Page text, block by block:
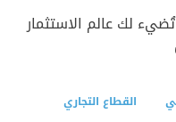
لك عالم الاستثمار
القطاع التجاري